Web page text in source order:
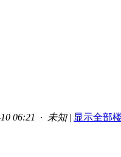
06:21 · 未知 | 显示全部